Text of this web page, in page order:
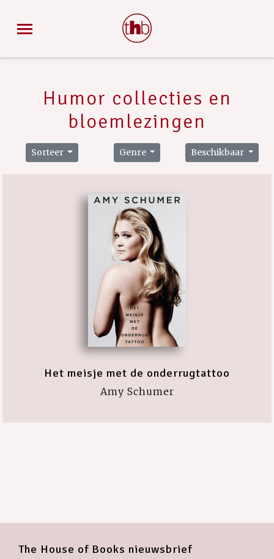
Humor collecties en
bloemlezingen
Sorteer Genre Beschikbaar
Het meisje met de onderrugtattoo
Amy Schumer
The House of Books nieuwsbrief